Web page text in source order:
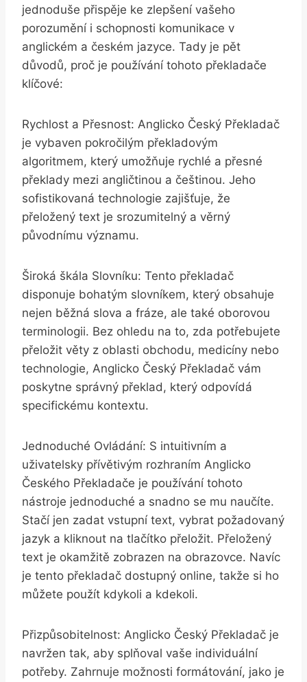
jednoduše přispěje ke zlepšení vašeho
porozumění i schopnosti​ komunikace v
anglickém a českém jazyce.⁢ Tady je pět
důvodů, proč je používání tohoto překladače
klíčové:
Rychlost a Přesnost: Anglicko Český ‍Překladač
je vybaven pokročilým překladovým
algoritmem, který umožňuje rychlé a přesné
překlady mezi angličtinou a češtinou. Jeho
sofistikovaná ⁢technologie zajišťuje, že
‌přeložený text je srozumitelný a věrný
původnímu ‍významu.
Široká škála Slovníku: Tento překladač
disponuje bohatým slovníkem, který obsahuje
nejen běžná slova‍ a ⁢fráze, ale také ⁣oborovou
‌terminologii. Bez ohledu ⁣na to, zda potřebujete
přeložit věty z⁣ oblasti‍ obchodu, medicíny nebo
technologie, Anglicko Český Překladač vám
poskytne ⁤správný překlad, který odpovídá
specifickému kontextu.
Jednoduché Ovládání: S⁤ intuitivním a
uživatelsky přívětivým rozhraním ​Anglicko
Českého⁣ Překladače je ‌používání tohoto
⁤nástroje jednoduché a‍ snadno se mu naučíte.
Stačí jen zadat vstupní text, vybrat požadovaný
jazyk a kliknout na ⁣tlačítko přeložit. Přeložený
text je okamžitě zobrazen na obrazovce. ​Navíc‍
je tento překladač dostupný ⁤online, ⁣takže si ho‍
můžete⁤ použít⁣ kdykoli a kdekoli.
Přizpůsobitelnost: Anglicko Český Překladač je
navržen tak, aby ⁣splňoval⁤ vaše individuální ​
potřeby. Zahrnuje⁣ možnosti formátování, ‍jako​ je